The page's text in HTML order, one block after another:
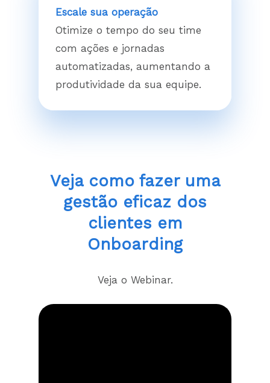
Escale sua operação
Otimize o tempo do seu time
com ações e jornadas
automatizadas, aumentando a
produtividade da sua equipe.
Veja como fazer uma
gestão eficaz dos
clientes em
Onboarding
Veja o Webinar.